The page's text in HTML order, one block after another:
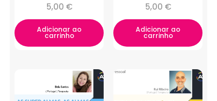
5,00 €
Adicionar ao
carrinho
5,00 €
Adicionar ao
carrinho